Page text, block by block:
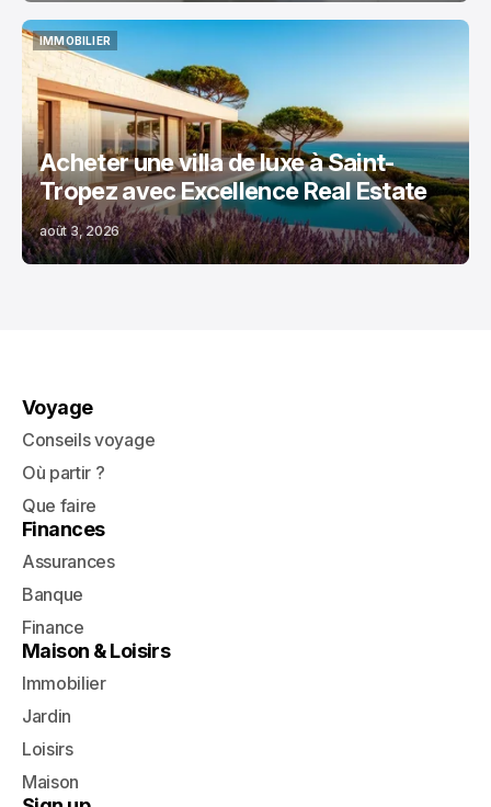
IMMOBILIER
IMMOBILIER
Acheter une villa de luxe à Saint-
Tropez avec Excellence Real Estate
août 3, 2026
Voyage
Conseils voyage
Où partir ?
Que faire
Finances
Assurances
Banque
Finance
Maison & Loisirs
Immobilier
Jardin
Loisirs
Maison